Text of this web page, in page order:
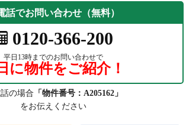
話でお問い合わせ（無料）
0120-366-200
平日13時までのお問い合わせで
に物件をご紹介！
の場合 「物件番号：A205162」
をお伝えください